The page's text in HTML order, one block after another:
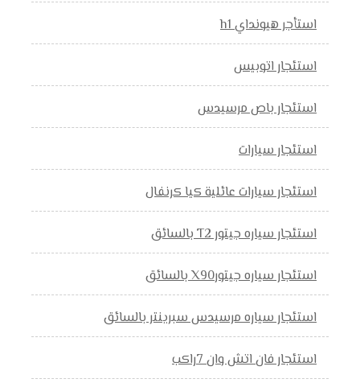
استأجر هيونداي h1
استئجار اتوبيس
استئجار باص مرسيدس
استئجار سيارات
استئجار سيارات عائلية كيا كرنفال
استئجار سياره جيتور T2 بالسائق
استئجار سياره جيتورX90 بالسائق
استئجار سياره مرسيدس سبرينتر بالسائق
استئجار فان اتش وان 7راكب